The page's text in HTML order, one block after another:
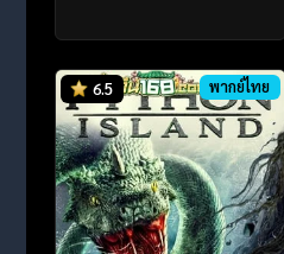
6.5 พากย์ไทย